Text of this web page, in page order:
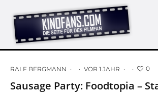
RALF BERGMANN · · VOR 1 JAHR · · 0
Sausage Party: Foodtopia –